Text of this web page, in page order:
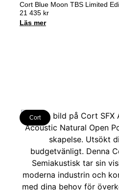
Cort Blue Moon TBS Limited
21 435 kr
Läs mer
Cort